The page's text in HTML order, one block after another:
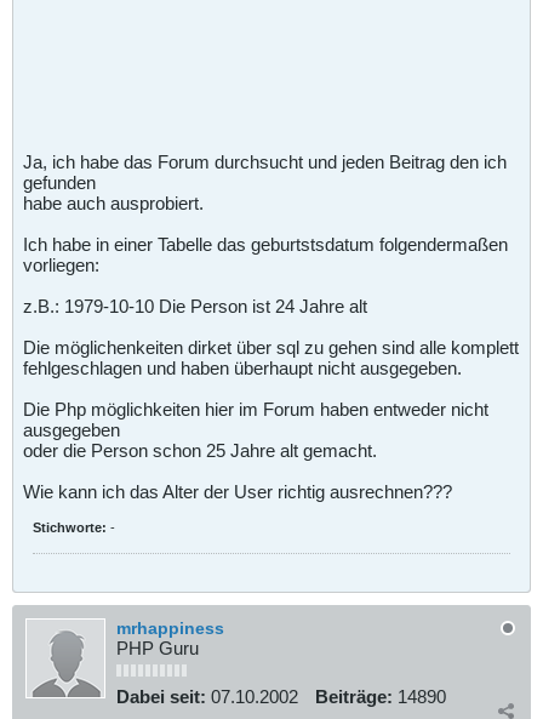
Ja, ich habe das Forum durchsucht und jeden Beitrag den ich
gefunden
habe auch ausprobiert.
Ich habe in einer Tabelle das geburtstsdatum folgendermaßen
vorliegen:
z.B.: 1979-10-10 Die Person ist 24 Jahre alt
Die möglichenkeiten dirket über sql zu gehen sind alle komplett
fehlgeschlagen und haben überhaupt nicht ausgegeben.
Die Php möglichkeiten hier im Forum haben entweder nicht
ausgegeben
oder die Person schon 25 Jahre alt gemacht.
Wie kann ich das Alter der User richtig ausrechnen???
Stichworte: -
mrhappiness
PHP Guru
Dabei seit: 07.10.2002 Beiträge: 14890